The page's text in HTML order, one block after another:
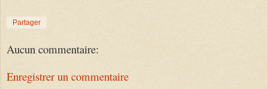
Partager
Aucun commentaire:
Enregistrer un commentaire